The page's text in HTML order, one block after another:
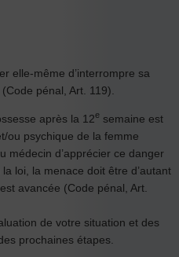
elle-même d’interrompre sa
pénal, Art. 119).
après la 12e semaine est
ou psychique de la femme
médecin d’apprécier ce danger
loi, la menace doit être d’autant
avancée (Code pénal, Art.
de votre situation et des
prochaines étapes.